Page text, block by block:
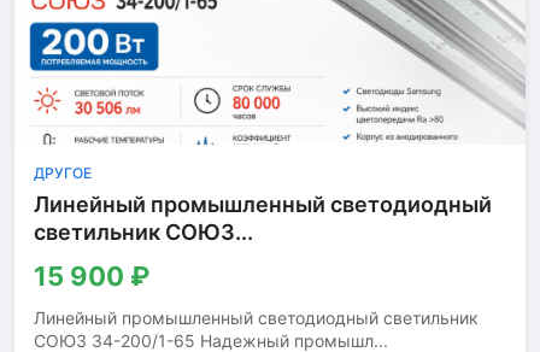
ДРУГОЕ
Линейный промышленный светодиодный
светильник СОЮЗ...
15 900 ₽
Линейный промышленный светодиодный светильник
СОЮЗ 34-200/1-65 Надежный промышл...